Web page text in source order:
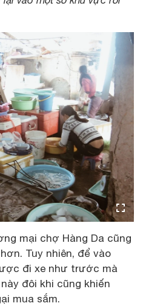
mại chợ Hàng Da cũng
Tuy nhiên, để vào
đi xe như trước mà
đôi khi cũng khiến
mua sắm.